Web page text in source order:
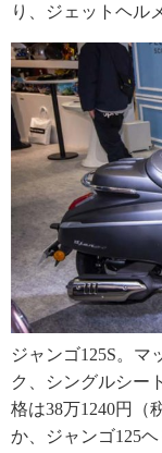
り、ジェットヘル
ジャンゴ125S。マ
ク、シングルシー
格は38万1240円（
か、ジャンゴ125